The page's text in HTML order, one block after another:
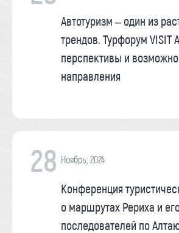
Автотуризм – один из
трендов. Турфорум VISIT
перспективы и
направления
28 Ноябрь, 2024
Конференция
о маршрутах Рериха и
последователей по